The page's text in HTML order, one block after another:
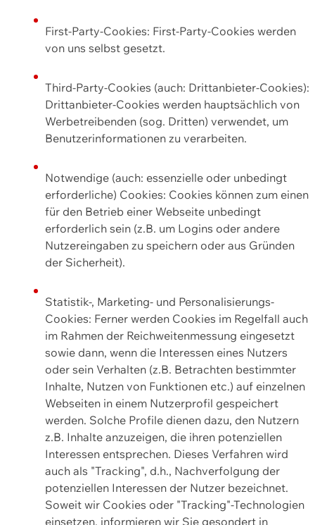
First-Party-Cookies: First-Party-Cookies werden
von uns selbst gesetzt.
Third-Party-Cookies (auch: Drittanbieter-Cookies):
Drittanbieter-Cookies werden hauptsächlich von
Werbetreibenden (sog. Dritten) verwendet, um
Benutzerinformationen zu verarbeiten.
Notwendige (auch: essenzielle oder unbedingt
erforderliche) Cookies: Cookies können zum einen
für den Betrieb einer Webseite unbedingt
erforderlich sein (z.B. um Logins oder andere
Nutzereingaben zu speichern oder aus Gründen
der Sicherheit).
Statistik-, Marketing- und Personalisierungs-
Cookies: Ferner werden Cookies im Regelfall auch
im Rahmen der Reichweitenmessung eingesetzt
sowie dann, wenn die Interessen eines Nutzers
oder sein Verhalten (z.B. Betrachten bestimmter
Inhalte, Nutzen von Funktionen etc.) auf einzelnen
Webseiten in einem Nutzerprofil gespeichert
werden. Solche Profile dienen dazu, den Nutzern
z.B. Inhalte anzuzeigen, die ihren potenziellen
Interessen entsprechen. Dieses Verfahren wird
auch als "Tracking", d.h., Nachverfolgung der
potenziellen Interessen der Nutzer bezeichnet.
Soweit wir Cookies oder "Tracking"-Technologien
einsetzen, informieren wir Sie gesondert in